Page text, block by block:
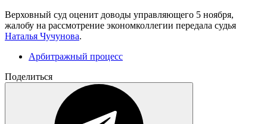
Верховный суд оценит доводы управляющего 5 ноября,
жалобу на рассмотрение экономколлегии передала судья
Наталья Чучунова.
Арбитражный процесс
Поделиться